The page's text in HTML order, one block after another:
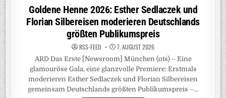
in
Goldene Henne 2026: Esther Sedlaczek und
Florian Silbereisen moderieren Deutschlands
größten Publikumspreis
RSS-FEED 7. AUGUST 2026
ARD Das Erste [Newsroom] München (ots) – Eine
glamouröse Gala, eine glanzvolle Premiere: Erstmals
moderieren Esther Sedlaczek und Florian Silbereisen
gemeinsam Deutschlands größten Publikumspreis –…